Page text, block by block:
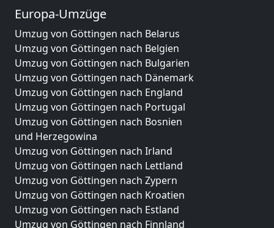
Europa-Umzüge
Umzug von Göttingen nach Belarus
Umzug von Göttingen nach Belgien
Umzug von Göttingen nach Bulgarien
Umzug von Göttingen nach Dänemark
Umzug von Göttingen nach England
Umzug von Göttingen nach Portugal
Umzug von Göttingen nach Bosnien
und Herzegowina
Umzug von Göttingen nach Irland
Umzug von Göttingen nach Lettland
Umzug von Göttingen nach Zypern
Umzug von Göttingen nach Kroatien
Umzug von Göttingen nach Estland
Umzug von Göttingen nach Finnland